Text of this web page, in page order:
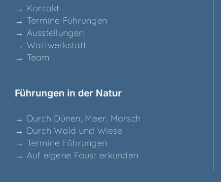
→ Kon­takt
→ Ter­mi­ne Führungen
→ Aus­stel­lun­gen
→ Watt­werk­statt
→ Team
Füh­run­gen in der Natur
→ Durch Dünen, Meer, Marsch
→ Durch Wald und Wiese
→ Ter­mi­ne Führungen
→ Auf eige­ne Faust erkunden